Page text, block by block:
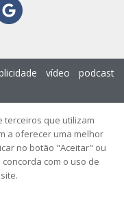
vídeo podcast
terceiros que utilizam
a oferecer uma melhor
no botão "Aceitar" ou
com o uso de